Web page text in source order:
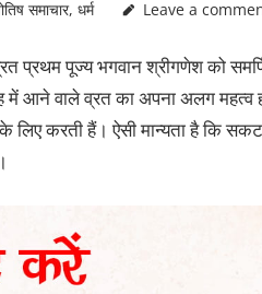
समाचार,धर्म Leave a
प्रथम पूज्य भगवान श्रीगणेश को
में आने वाले व्रत का अपना अलग
करती हैं। ऐसी मान्यता है कि